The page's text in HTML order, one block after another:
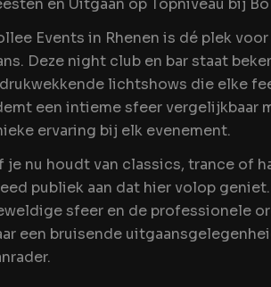
en Uitgaan op Topniveau bij
Events in Rhenen is dé plek
Deze night club en bar staat
lichtshows die elke
een intieme sfeer vergelijkbaar
ervaring bij elk evenement.
je nu houdt van classics, trance of
publiek aan dat hier volop
sfeer en de professionele
een bruisende